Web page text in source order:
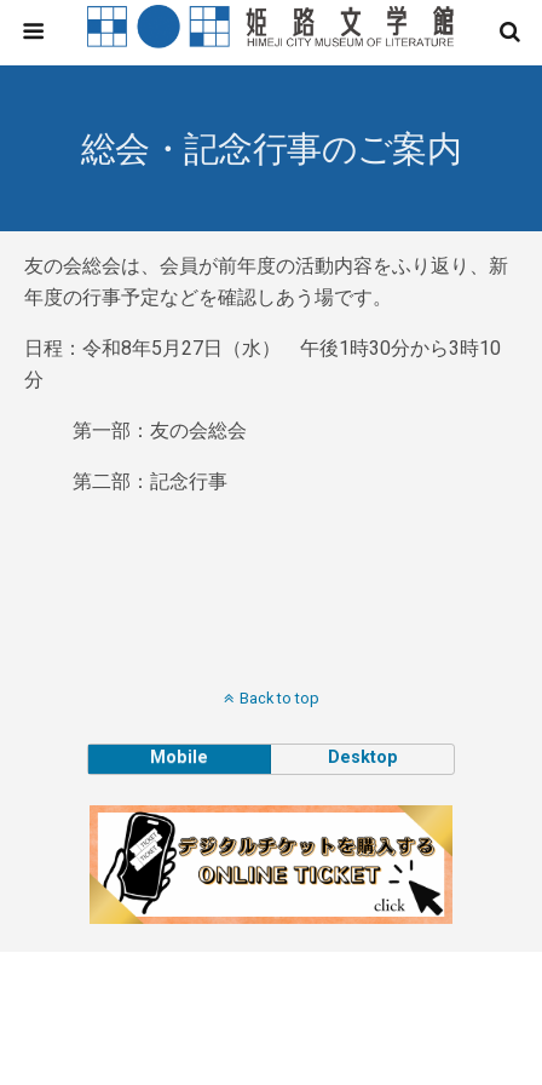
総会・記念行事のご案内
友の会総会は、会員が前年度の活動内容をふり返り、新
年度の行事予定などを確認しあう場です。
日程：令和8年5月27日（水） 午後1時30分から3時10
分
第一部：友の会総会
第二部：記念行事
Back to top
Mobile Desktop